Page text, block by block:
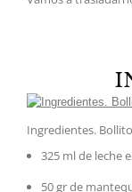
Ingredientes.
325 ml de leche
50 gr de